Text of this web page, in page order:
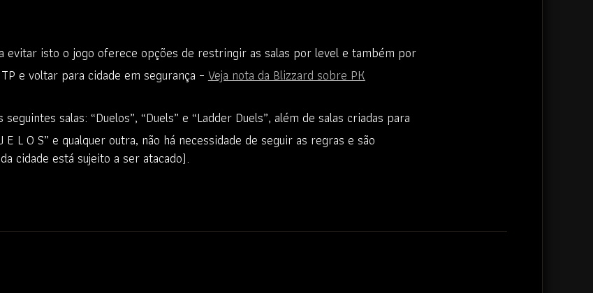
isto o jogo oferece opções de restringir as salas por level e também por
e voltar para cidade em segurança –Veja nota da Blizzard sobre PK
salas: “Duelos”, “Duels” e “Ladder Duels”, além de salas criadas para
E L O S” e qualquer outra, não há necessidade de seguir as regras e são
cidade está sujeito a ser atacado).